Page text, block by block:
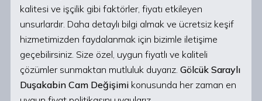
kalitesi ve işçilik gibi faktörler, fiyatı etkileyen
unsurlardır. Daha detaylı bilgi almak ve ücretsiz keşif
hizmetimizden faydalanmak için bizimle iletişime
geçebilirsiniz. Size özel, uygun fiyatlı ve kaliteli
çözümler sunmaktan mutluluk duyarız. Gölcük Saraylı
Duşakabin Cam Değişimi konusunda her zaman en